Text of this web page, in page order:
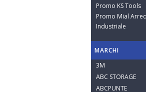
Promo KS Tools
Promo Mial
Industriale
MARCHI
3M
ABC STORAGE
ABCPUNTE